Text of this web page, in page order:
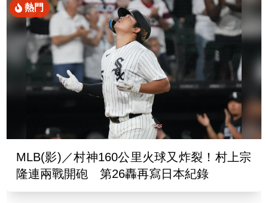
熱門
MLB(影)／村神160公里火球又炸裂！村上宗
隆連兩戰開砲 第26轟再寫日本紀錄